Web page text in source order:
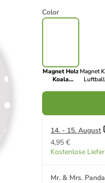
Color
Magnet Holz
Koala
mit Spruch in
Magnet
14. - 15. August
4,95 €
Kostenlose
Mr. & Mrs. Panda